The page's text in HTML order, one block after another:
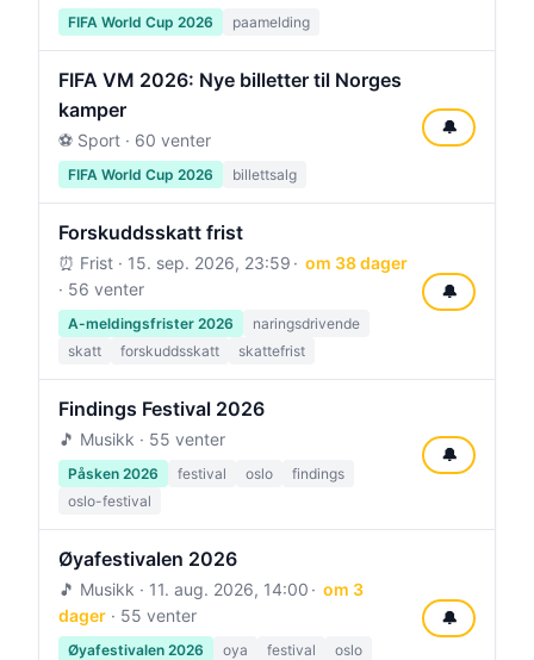
FIFA World Cup 2026 paamelding
FIFA VM 2026: Nye billetter til Norges
kamper
⚽ Sport · 60 venter
FIFA World Cup 2026 billettsalg
🔔
Forskuddsskatt frist
⏰ Frist · 15. sep. 2026, 23:59
om 38 dager
· 56 venter
A-meldingsfrister 2026
naringsdrivende
skatt
forskuddsskatt skattefrist
🔔
Findings Festival 2026
🎵 Musikk · 55 venter
Påsken 2026 festival oslo
findings
oslo-festival
🔔
Øyafestivalen 2026
🎵 Musikk · 11. aug. 2026, 14:00
om 3
dager · 55 venter
Øyafestivalen 2026 oya festival
oslo
🔔